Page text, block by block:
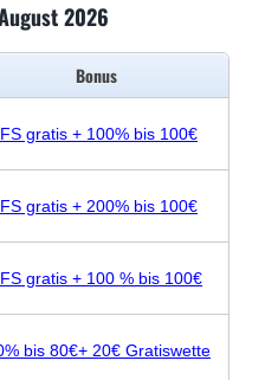
2026
Bonus
gratis + 100% bis 100€
gratis + 200% bis 100€
gratis + 100 % bis 100€
bis 80€+ 20€ Gratiswette